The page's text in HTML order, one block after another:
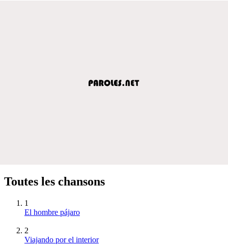
Toutes les chansons
1
El hombre pájaro
2
Viajando por el interior